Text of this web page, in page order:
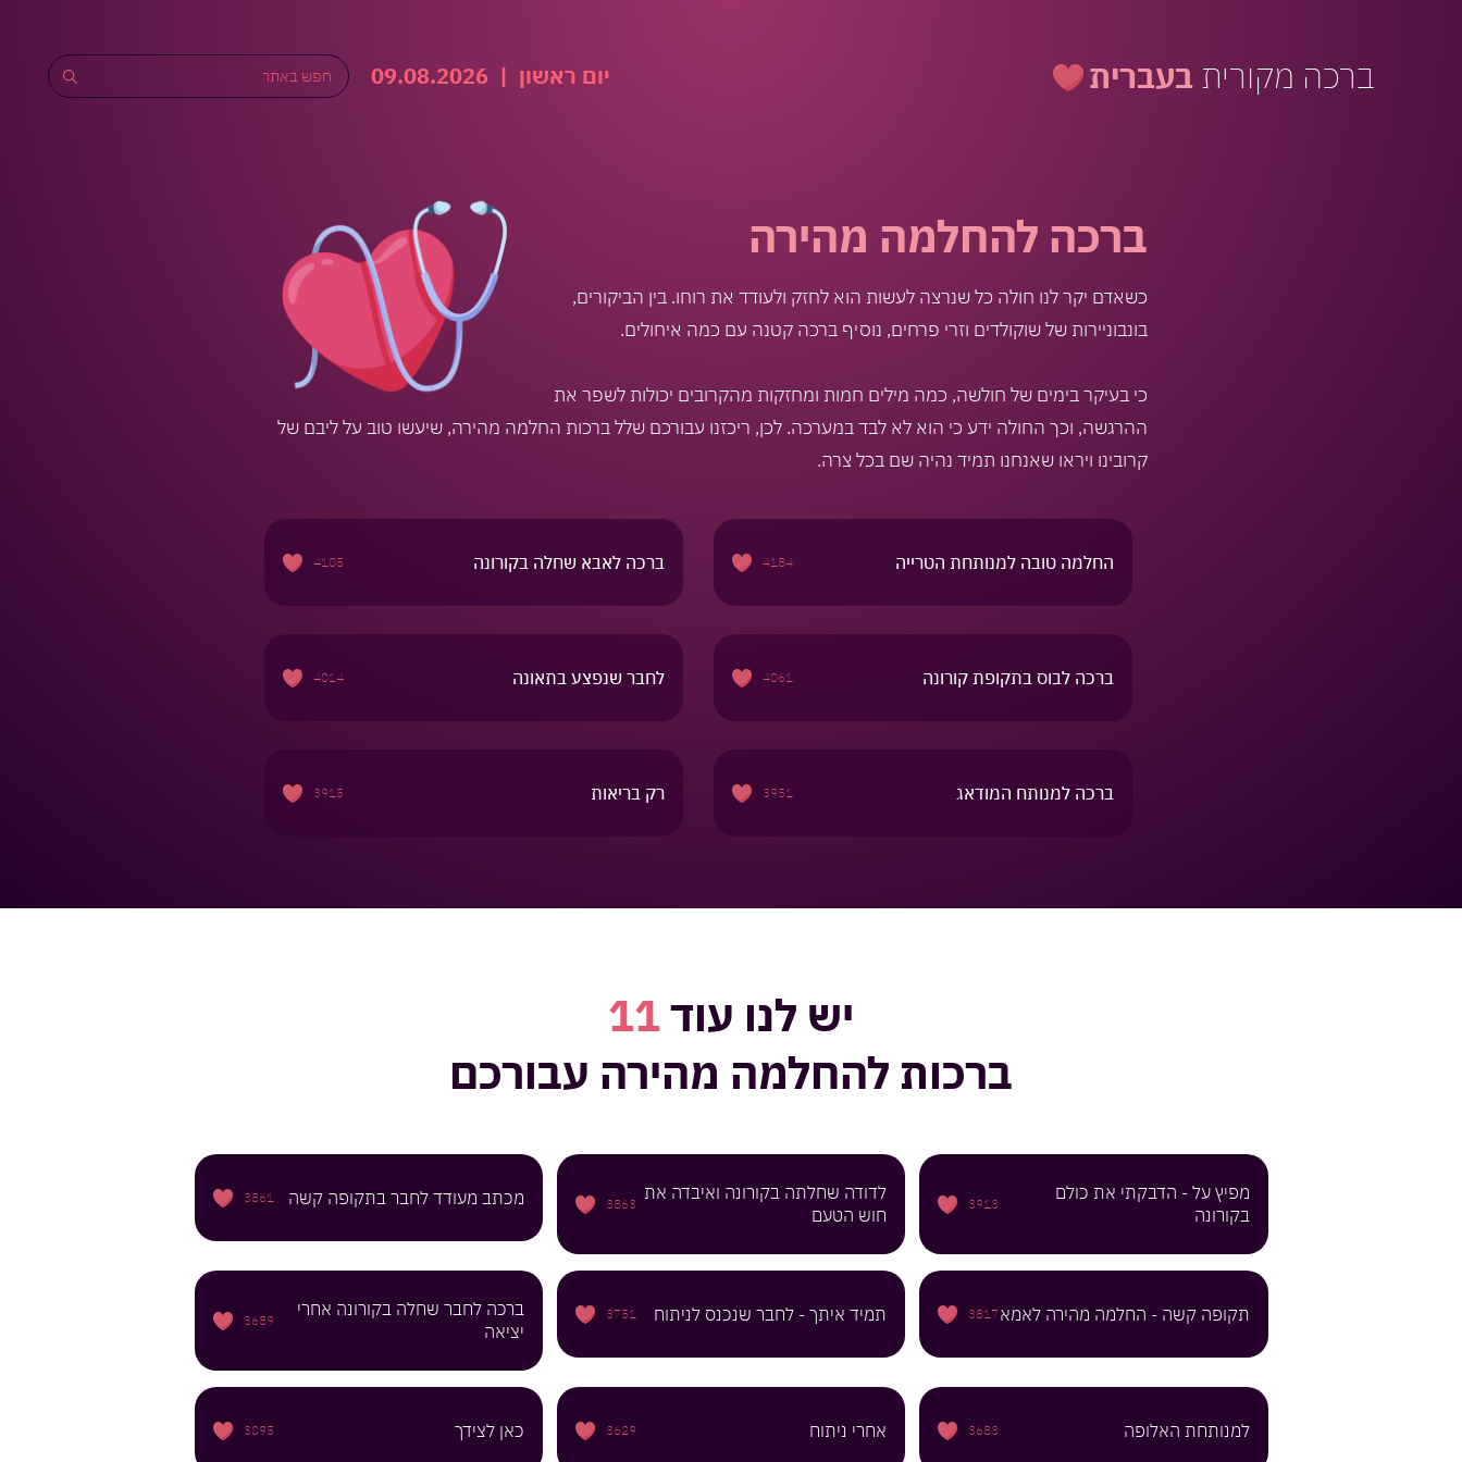
ברכה מקורית בעברית יום ראשון |
ברכה להחלמה מהירה
כשאדם יקר לנו חולה כל שנרצה לעשות הוא לחזק ולעודד את רוחו. בין הביקורים,
בונבוניירות של שוקולדים וזרי פרחים, נוסיף ברכה קטנה עם כמה איחולים.
כי בעיקר בימים של חולשה, כמה מילים חמות ומחזקות מהקרובים יכולות לשפר את
ההרגשה, וכך החולה ידע כי הוא לא לבד במערכה. לכן, ריכזנו עבורכם שלל ברכות החלמה מהירה, שיעשו טוב על ליבם של
קרובינו ויראו שאנחנו תמיד נהיה שם בכל צרה.
החלמה טובה למנותחת הטרייה 4184 ברכה לאבא שחלה בקורונה 4105
ברכה לבוס בתקופת קורונה 4061 לחבר שנפצע בתאונה 4014
ברכה למנותח המודאג 3951 רק בריאות 3915
יש לנו עוד11
ברכות להחלמה מהירה עבורכם
מפיץ על - הדבקתי את כולם
בקורונה
3913
לדודה שחלתה בקורונה ואיבדה את
חוש הטעם
3863 מכתב מעודד לחבר בתקופה קשה 3861
תקופה קשה - החלמה מהירה לאמא3817 תמיד איתך - לחבר שנכנס לניתוח 3751
ברכה לחבר שחלה בקורונה אחרי
יציאה
3689
למנותחת האלופה 3683 אחרי ניתוח 3629 כאן לצידך 3095